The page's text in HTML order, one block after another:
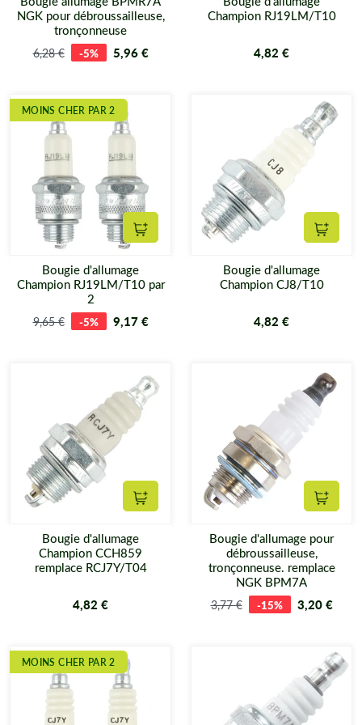
NGK pour débroussailleuse,
tronçonneuse
6,28 € -5% 5,96 €
Champion RJ19LM/T10
4,82 €
MOINS CHER PAR 2
Ajouter au panier
Bougie d'allumage
Champion RJ19LM/T10 par
2
9,65 € -5% 9,17 €
Bougie d'allumage
Champion CJ8/T10
4,82 €
Ajouter au panier
Bougie d'allumage
Champion CCH859
remplace RCJ7Y/T04
4,82 €
Bougie d'allumage pour
débroussailleuse,
tronçonneuse. remplace
NGK BPM7A
3,77 € -15% 3,20 €
MOINS CHER PAR 2